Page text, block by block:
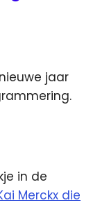
jaar
in de
Merckx die